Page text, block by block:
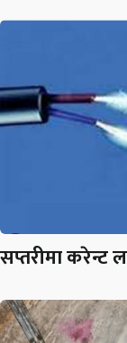
सप्तरीमा करेन्ट